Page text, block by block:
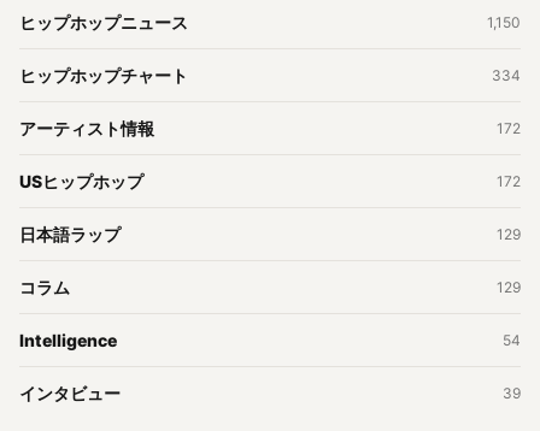
ヒップホップニュース 1,150
ヒップホップチャート 334
アーティスト情報 172
USヒップホップ 172
日本語ラップ 129
コラム 129
Intelligence 54
インタビュー 39